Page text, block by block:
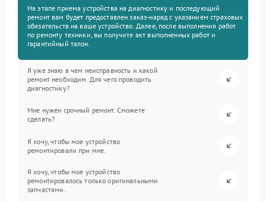
На этапе приема устройства на диагностику и последующий
ремонт вам будет предоставлен заказ-наряд с указанием страховых
обязательств на ваше устройство. Далее, после выполнения работ
по ремонту техники, вы получите акт выполненных работ и
гарантийный талон.
Я уже знаю в чем неисправность и какой
ремонт необходим. Для чего проводить
диагностику?
Мне нужен срочный ремонт. Сможете
сделать?
Я хочу, чтобы мое устройство
ремонтировали при мне.
Я хочу, чтобы мое устройство
ремонтировалось только оригинальными
запчастями.